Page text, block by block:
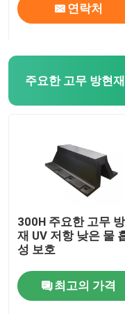
연락처
주요한 고무 방현재
300H 주요한 고무
재 UV 저항 낮은 물
성 보호
최고의 가격